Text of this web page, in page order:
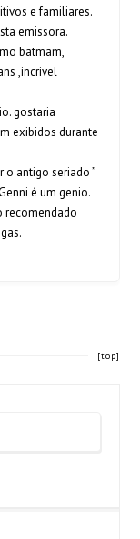
e familiares.
emissora.
batmam,
,incrivel
gostaria
exibidos durante
o antigo seriado ”
é um genio.
recomendado
[top]